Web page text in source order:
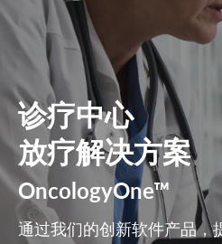
诊疗中心
放疗解决方案
OncologyOne™
通过我们的创新软件产品，